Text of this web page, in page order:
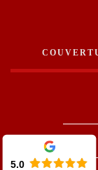
03
5.0